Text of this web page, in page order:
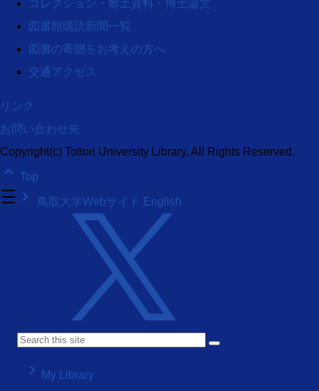
コレクション・郷土資料・博士論文
図書館購読新聞一覧
図書の寄贈をお考えの方へ
交通アクセス
リンク
お問い合わせ先
Copyright(c) Tottori University Library, All Rights Reserved.
keyboard_arrow_up Top
density_medium keyboard_arrow_right 鳥取大学Webサイト English
keyboard_arrow_right
My Library